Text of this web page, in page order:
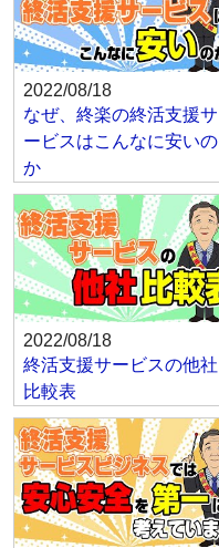
2022/08/18
なぜ、終楽の終活支援サ
ービスはこんなに安いの
か
2022/08/18
終活支援サービスの他社
比較表